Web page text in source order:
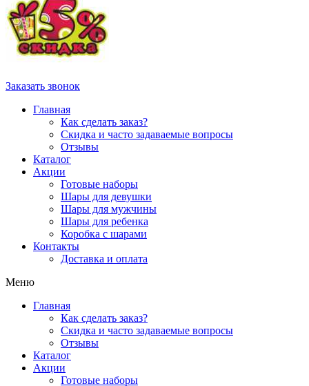
Заказать звонок
Главная
Как сделать заказ?
Скидка и часто задаваемые вопросы
Отзывы
Каталог
Акции
Готовые наборы
Шары для девушки
Шары для мужчины
Шары для ребенка
Коробка с шарами
Контакты
Доставка и оплата
Меню
Главная
Как сделать заказ?
Скидка и часто задаваемые вопросы
Отзывы
Каталог
Акции
Готовые наборы